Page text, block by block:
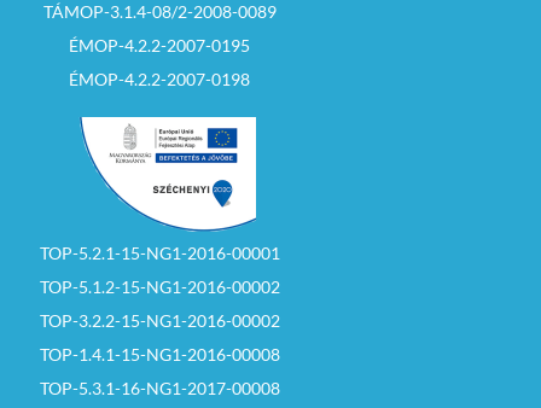
TÁMOP-3.1.4-08/2-2008-0089
ÉMOP-4.2.2-2007-0195
ÉMOP-4.2.2-2007-0198
TOP-5.2.1-15-NG1-2016-00001
TOP-5.1.2-15-NG1-2016-00002
TOP-3.2.2-15-NG1-2016-00002
TOP-1.4.1-15-NG1-2016-00008
TOP-5.3.1-16-NG1-2017-00008